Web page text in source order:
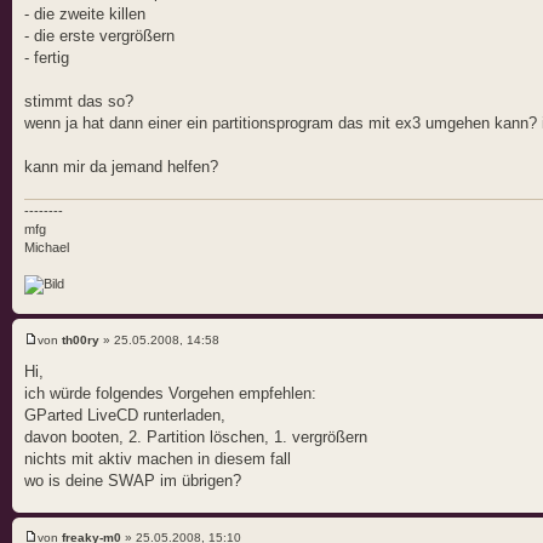
- die zweite killen
- die erste vergrößern
- fertig
stimmt das so?
wenn ja hat dann einer ein partitionsprogram das mit ex3 umgehen
kann mir da jemand helfen?
--------
mfg
Michael
von th00ry » 25.05.2008, 14:58
Hi,
ich würde folgendes Vorgehen empfehlen:
GParted LiveCD runterladen,
davon booten, 2. Partition löschen, 1. vergrößern
nichts mit aktiv machen in diesem fall
wo is deine SWAP im übrigen?
von freaky-m0 » 25.05.2008, 15:10